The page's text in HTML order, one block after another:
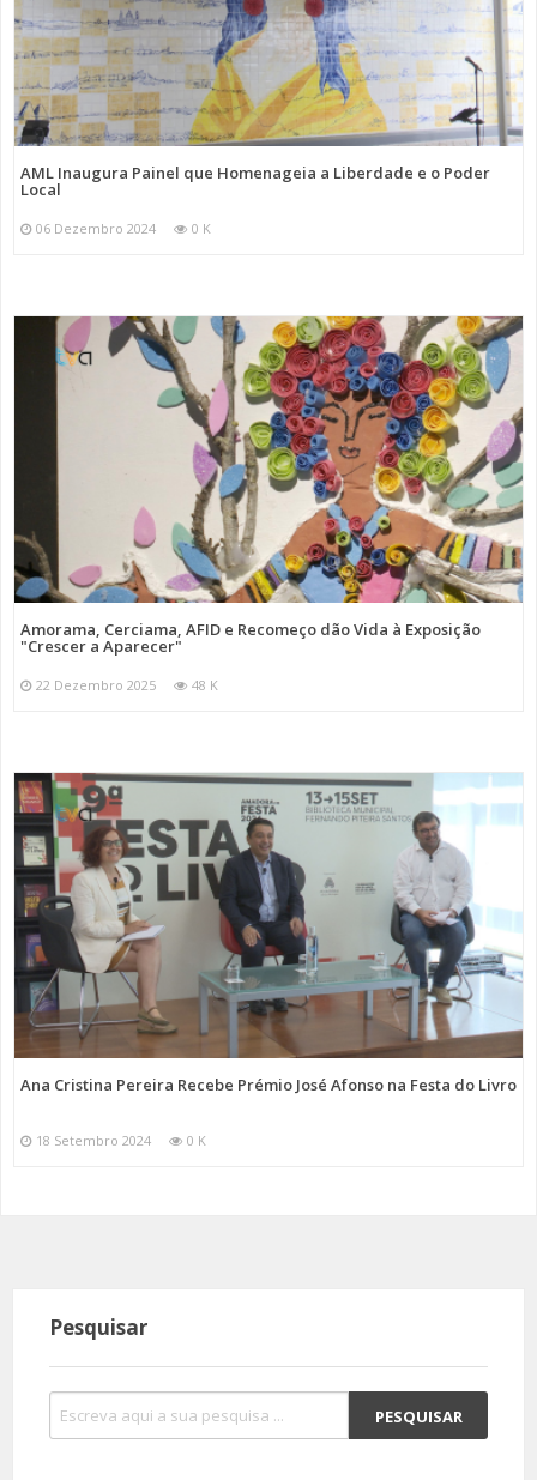
AML Inaugura Painel que Homenageia a Liberdade e o Poder
Local
06 Dezembro 2024 0 K
Amorama, Cerciama, AFID e Recomeço dão Vida à Exposição
"Crescer a Aparecer"
22 Dezembro 2025 48 K
Ana Cristina Pereira Recebe Prémio José Afonso na Festa do Livro
18 Setembro 2024 0 K
Pesquisar